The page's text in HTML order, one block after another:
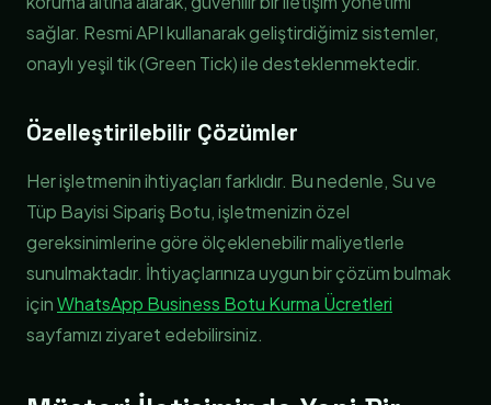
sağlar. Resmi API kullanarak geliştirdiğimiz sistemler,
onaylı yeşil tik (Green Tick) ile desteklenmektedir.
Özelleştirilebilir Çözümler
Her işletmenin ihtiyaçları farklıdır. Bu nedenle, Su ve
Tüp Bayisi Sipariş Botu, işletmenizin özel
gereksinimlerine göre ölçeklenebilir maliyetlerle
sunulmaktadır. İhtiyaçlarınıza uygun bir çözüm bulmak
içinWhatsApp Business Botu Kurma Ücretleri
sayfamızı ziyaret edebilirsiniz.